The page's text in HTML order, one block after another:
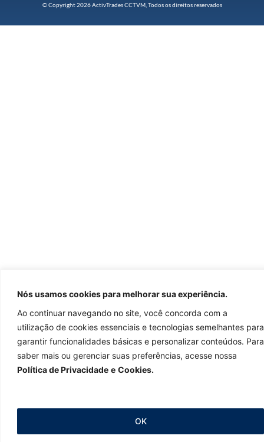
Nós usamos cookies para melhorar sua experiência.
Ao continuar navegando no site, você concorda com a
utilização de cookies essenciais e tecnologias semelhantes para
garantir funcionalidades básicas e personalizar conteúdos. Para
saber mais ou gerenciar suas preferências, acesse nossa
Política de Privacidade e Cookies.
OK
© Copyright 2026 ActivTrades CCTVM, Todos os direitos reservados